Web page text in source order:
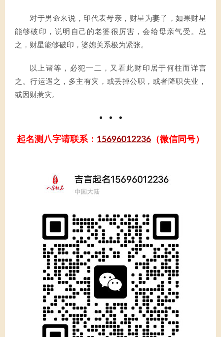
对于男命来说，印代表母亲，财星为妻子，如果财星
能够破印，说明自己的老婆很厉害，会给母亲气受。总
之，财星能够破印，婆媳关系极为紧张。
以上诸等，必犯一二，又看此财印居于何柱而详言
之。行运遇之，多主有灾，或丢掉公职，或者降职失业，
或因财惹灾。
起名测八字请联系： 15696012236 （微信同号）